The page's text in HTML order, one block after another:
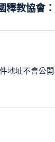
釋教協會
地址不會公開